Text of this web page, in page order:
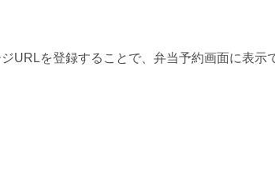
URLを登録することで、弁当予約画面に表示